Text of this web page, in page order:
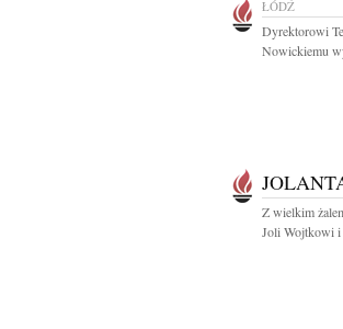
ŁÓDŹ
Dyrektorowi
Nowickiemu
Z wielkim
Joli Wojtkowi i